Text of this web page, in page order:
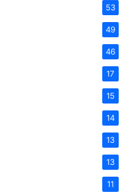
53
49
46
17
15
14
13
13
11